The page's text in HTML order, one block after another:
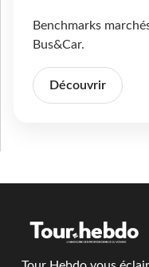
Benchmarks
Bus&Car.
Découvrir